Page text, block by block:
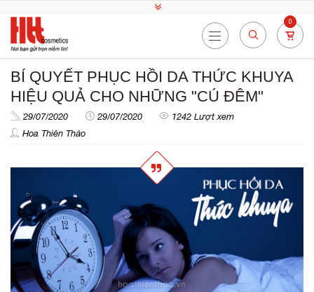
0
BÍ QUYẾT PHỤC HỒI DA THỨC KHUYA
HIỆU QUẢ CHO NHỮNG "CÚ ĐÊM"
29/07/2020 29/07/2020
1242 Lượt xem
Hoa Thiên Thảo